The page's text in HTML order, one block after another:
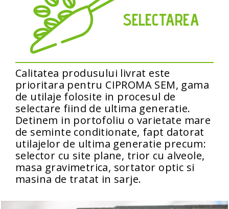
SELECTAREA
Calitatea produsului livrat este
prioritara pentru CIPROMA SEM, gama
de utilaje folosite in procesul de
selectare fiind de ultima generatie.
Detinem in portofoliu o varietate mare
de seminte conditionate, fapt datorat
utilajelor de ultima generatie precum:
selector cu site plane, trior cu alveole,
masa gravimetrica, sortator optic si
masina de tratat in sarje.